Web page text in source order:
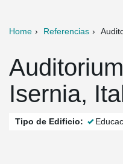
Home Referencias
Isernia,
Tipo de Edificio: